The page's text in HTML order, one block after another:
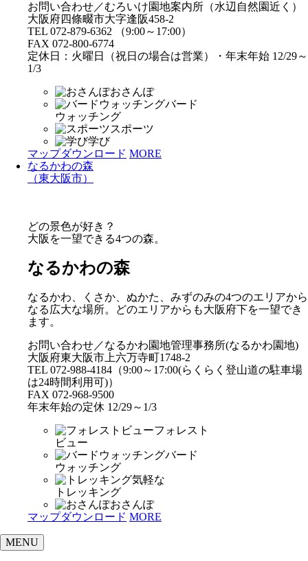
お問い合わせ／むろいけ園地案内所（水辺自然園近く）
大阪府四條畷市大字逢阪458-2
TEL 072-879-6362 （9:00～17:00）
FAX 072-800-6774
定休日：火曜日（祝日の場合は営業）・年末年始 12/29～
1/3
おさんぽ
バード
ウォッチング
スポーツ
学び
マップダウンロード MORE
なるかわの森
（東大阪市）
どの景色が好き？
大阪を一望できる4つの森。
なるかわの森
なるかわ、くさか、ぬかた、みずのみの4つのエリアから
なる広大な場所。どのエリアからも大阪府下を一望でき
ます。
お問い合わせ／なるかわ園地管理事務所(なるかわ園地)
大阪府東大阪市上六万寺町1748-2
TEL 072-988-4184（9:00～17:00(らくらく登山道の駐車場
は24時間利用可)）
FAX 072-968-9500
年末年始の定休 12/29～1/3
フォレスト
ビュー
バード
ウォッチング
気軽な
トレッキング
おさんぽ
マップダウンロード MORE
MENU